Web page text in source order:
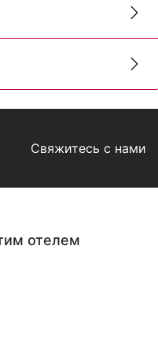
Свяжитесь с нами
отелем